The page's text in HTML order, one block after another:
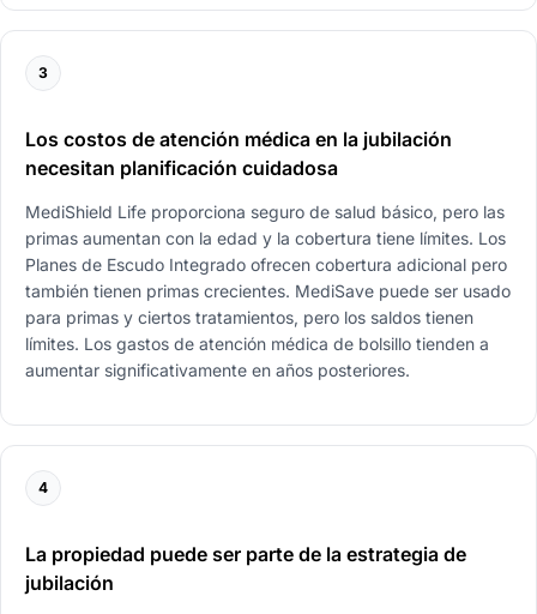
3
Los costos de atención médica en la jubilación
necesitan planificación cuidadosa
MediShield Life proporciona seguro de salud básico, pero las
primas aumentan con la edad y la cobertura tiene límites. Los
Planes de Escudo Integrado ofrecen cobertura adicional pero
también tienen primas crecientes. MediSave puede ser usado
para primas y ciertos tratamientos, pero los saldos tienen
límites. Los gastos de atención médica de bolsillo tienden a
aumentar significativamente en años posteriores.
4
La propiedad puede ser parte de la estrategia de
jubilación